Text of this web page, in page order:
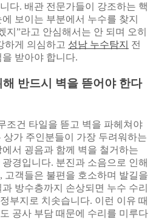
다. 배관 전문가들이 강조하는 핵
보이는 부분에서 누수를 찾지
지”라고 안심해서는 안 되며 오히
하게 의심하고 성남 누수탐지
전
받아야 합니다.
반드시 벽을 뜯어야 한다
조건 타일을 뜯고 벽을 파헤쳐야
상가 주인분들이 가장 두려워하는
서 굉음과 함께 벽을 철거하는
경입니다. 분진과 소음으로 인해
고객들은 불편을 호소하며 발길을
방수층까지 손상되면 누수 수리
부지로 치솟습니다. 이런 이유 때
공사 부담 때문에 수리를 미루다